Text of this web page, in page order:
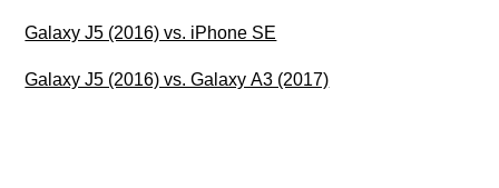
Galaxy J5 (2016) vs. iPhone SE
Galaxy J5 (2016) vs. Galaxy A3 (2017)